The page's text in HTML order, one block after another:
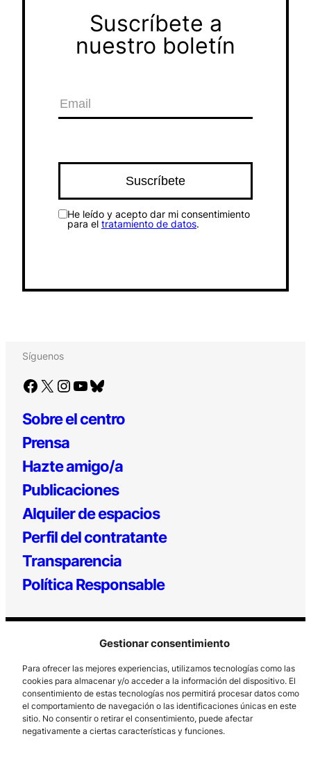
Gestionar consentimiento
Para ofrecer las mejores experiencias, utilizamos tecnologías como las
cookies para almacenar y/o acceder a la información del dispositivo. El
consentimiento de estas tecnologías nos permitirá procesar datos como
el comportamiento de navegación o las identificaciones únicas en este
sitio. No consentir o retirar el consentimiento, puede afectar
negativamente a ciertas características y funciones.
Suscríbete a
nuestro boletín
He leído y acepto dar mi consentimiento
para el tratamiento de datos.
Síguenos
Facebook X Instagram YouTube Bluesky
Sobre el centro
Prensa
Hazte amigo/a
Publicaciones
Alquiler de espacios
Perfil del contratante
Transparencia
Política Responsable
Los Prados, 121 – 33203 Gijón
985 185 577 – info@laboralcentrodearte.org